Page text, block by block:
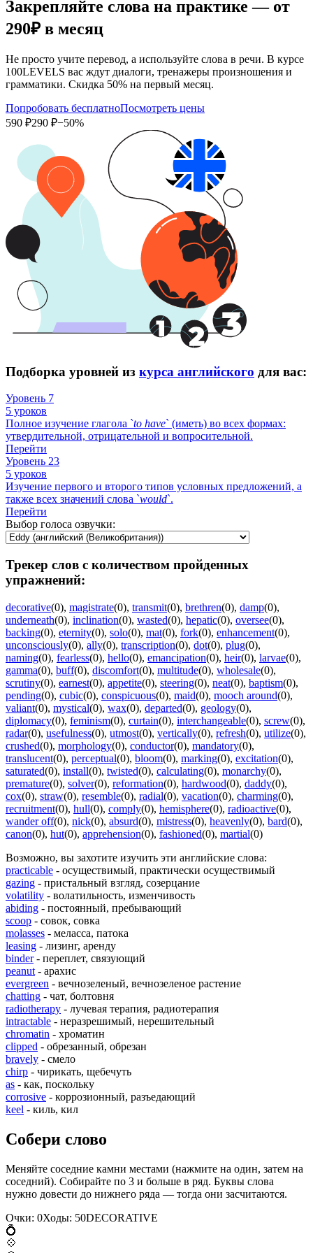
Закрепляйте слова на практике — от
290₽ в месяц
Не просто учите перевод, а используйте слова в речи. В курсе
100LEVELS вас ждут диалоги, тренажеры произношения и
грамматики. Скидка 50% на первый месяц.
Попробовать бесплатноПосмотреть цены
590 ₽290 ₽−50%
Подборка уровней из курса английского для вас:
Уровень 7
5 уроков
Полное изучение глагола `to have` (иметь) во всех формах:
утвердительной, отрицательной и вопросительной.
Перейти
Уровень 23
5 уроков
Изучение первого и второго типов условных предложений, а
также всех значений слова `would`.
Перейти
Выбор голоса озвучки:
Трекер слов с количеством пройденных
упражнений:
decorative(0), magistrate(0), transmit(0), brethren(0), damp(0),
underneath(0), inclination(0), wasted(0), hepatic(0), oversee(0),
backing(0), eternity(0), solo(0), mat(0), fork(0), enhancement(0),
unconsciously(0), ally(0), transcription(0), dot(0), plug(0),
naming(0), fearless(0), hello(0), emancipation(0), heir(0), larvae(0),
gamma(0), buff(0), discomfort(0), multitude(0), wholesale(0),
scrutiny(0), earnest(0), appetite(0), steering(0), neat(0), baptism(0),
pending(0), cubic(0), conspicuous(0), maid(0), mooch around(0),
valiant(0), mystical(0), wax(0), departed(0), geology(0),
diplomacy(0), feminism(0), curtain(0), interchangeable(0), screw(0),
radar(0), usefulness(0), utmost(0), vertically(0), refresh(0), utilize(0),
crushed(0), morphology(0), conductor(0), mandatory(0),
translucent(0), perceptual(0), bloom(0), marking(0), excitation(0),
saturated(0), install(0), twisted(0), calculating(0), monarchy(0),
premature(0), solver(0), reformation(0), hardwood(0), daddy(0),
cox(0), straw(0), resemble(0), radial(0), vacation(0), charming(0),
recruitment(0), hull(0), comply(0), hemisphere(0), radioactive(0),
wander off(0), nick(0), absurd(0), mistress(0), heavenly(0), bard(0),
canon(0), hut(0), apprehension(0), fashioned(0), martial(0)
Возможно, вы захотите изучить эти английские слова:
practicable - осуществимый, практически осуществимый
gazing - пристальный взгляд, созерцание
volatility - волатильность, изменчивость
abiding - постоянный, пребывающий
scoop - совок, совка
molasses - меласса, патока
leasing - лизинг, аренду
binder- переплет, связующий
peanut - арахис
evergreen - вечнозеленый, вечнозеленое растение
chatting - чат, болтовня
radiotherapy - лучевая терапия, радиотерапия
intractable - неразрешимый, нерешительный
chromatin - хроматин
clipped - обрезанный, обрезан
bravely - смело
chirp - чирикать, щебечуть
as - как, поскольку
corrosive - коррозионный, разъедающий
keel - киль, кил
Собери слово
Меняйте соседние камни местами (нажмите на один, затем на
соседний). Собирайте по 3 и больше в ряд. Буквы слова
нужно довести до нижнего ряда — тогда они засчитаются.
Очки: 0Ходы: 50DECORATIVE
💍
💠